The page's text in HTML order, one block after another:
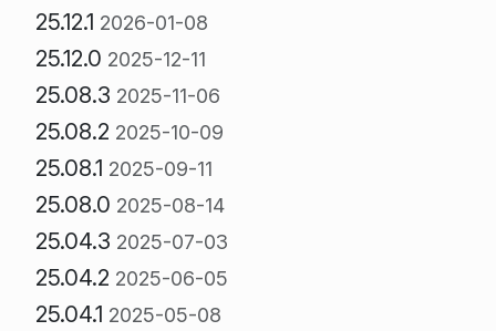
25.12.1 2026-01-08
25.12.0 2025-12-11
25.08.3 2025-11-06
25.08.2 2025-10-09
25.08.1 2025-09-11
25.08.0 2025-08-14
25.04.3 2025-07-03
25.04.2 2025-06-05
25.04.1 2025-05-08